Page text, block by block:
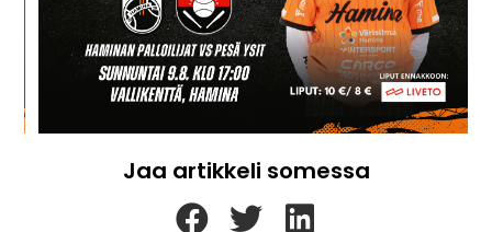
Jaa artikkeli somessa